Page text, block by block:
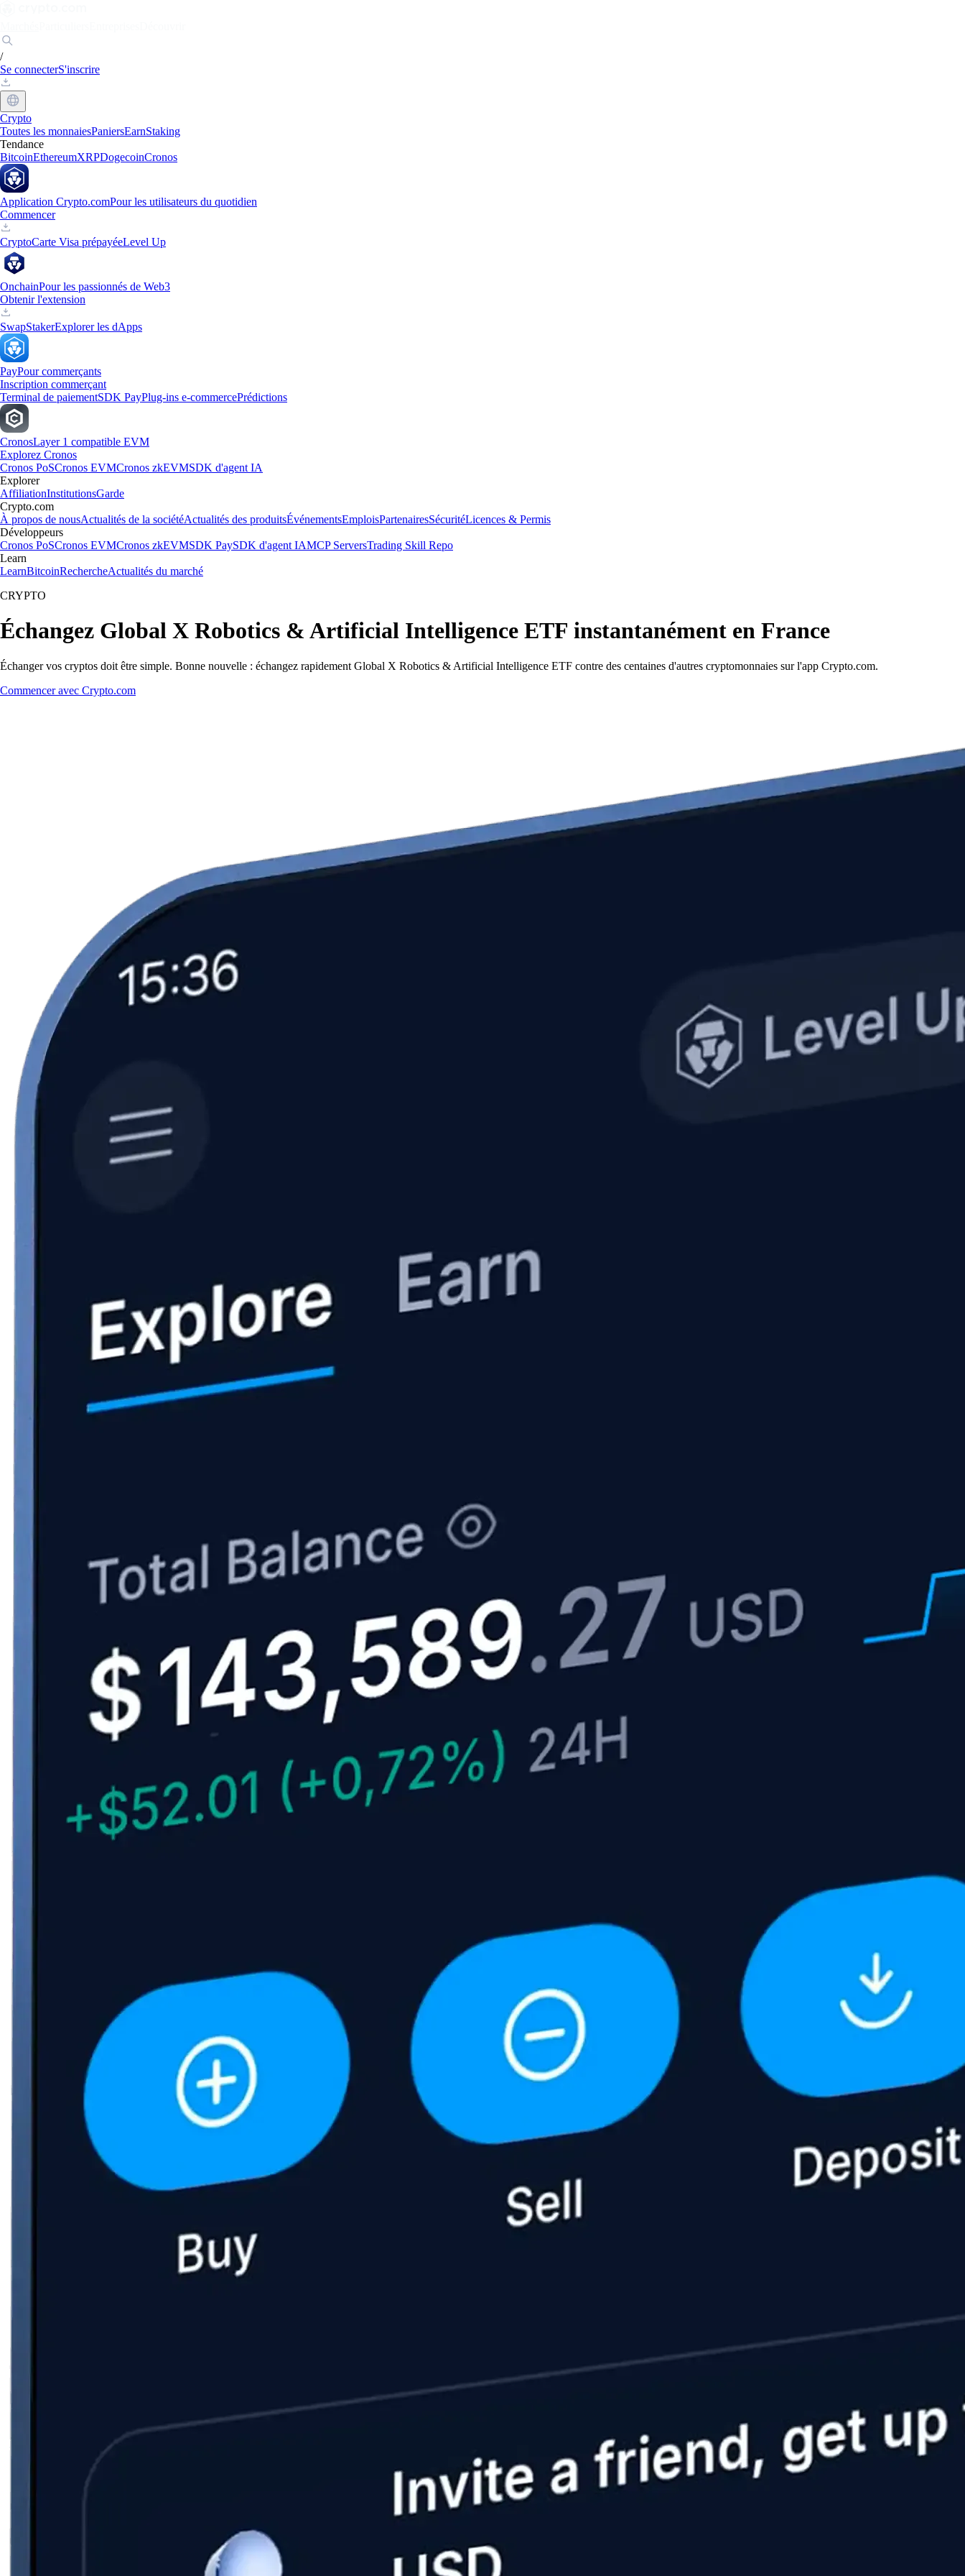
/
Se connecterS'inscrire
Crypto
Toutes les monnaiesPaniersEarnStaking
Tendance
BitcoinEthereumXRPDogecoinCronos
Application Crypto.comPour les utilisateurs du quotidien
Commencer
CryptoCarte Visa prépayéeLevel Up
OnchainPour les passionnés de Web3
Obtenir l'extension
SwapStakerExplorer les dApps
PayPour commerçants
Inscription commerçant
Terminal de paiementSDK PayPlug-ins e-commercePrédictions
CronosLayer 1 compatible EVM
Explorez Cronos
Cronos PoSCronos EVMCronos zkEVMSDK d'agent IA
Explorer
AffiliationInstitutionsGarde
Crypto.com
À propos de nousActualités de la sociétéActualités des produitsÉvénementsEmploisPartenairesSécuritéLicences & Permis
Développeurs
Cronos PoSCronos EVMCronos zkEVMSDK PaySDK d'agent IAMCP ServersTrading Skill Repo
Learn
LearnBitcoinRechercheActualités du marché
CRYPTO
Échangez Global X Robotics & Artificial Intelligence ETF instantanément en France
Échanger vos cryptos doit être simple. Bonne nouvelle : échangez rapidement Global X Robotics & Artificial Intelligence ETF contre des centaines d'autres cryptomonnaies sur l'app Crypto.com.
Commencer avec Crypto.com